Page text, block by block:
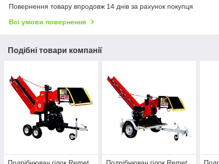
Повернення товару впродовж 14 днів за рахунок покупця
Всі умови повернення
Подібні товари компанії